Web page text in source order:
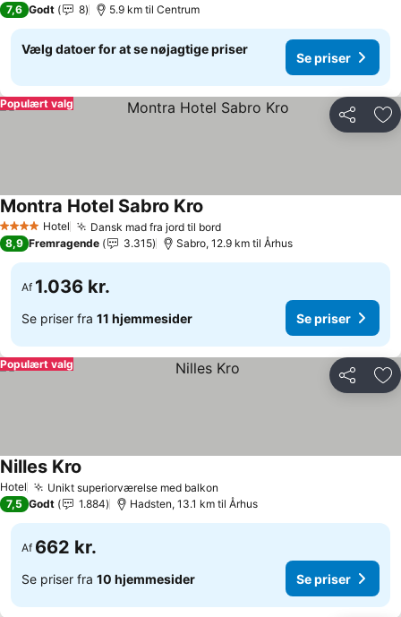
7,6 Godt 8 5.9 km til Centrum
Vælg datoer for at se nøjagtige priser
Se priser
Del
Populært valg
4 StjernerHotel Dansk mad fra jord til bord
Montra Hotel Sabro Kro
8,9 Fremragende 3.315 Sabro, 12.9 km til Århus
Af 1.036 kr.
Se priser fra 11 hjemmesider Se priser
Del
Populært valg
Hotel Unikt superiorværelse med balkon
Nilles Kro
7,5 Godt 1.884 Hadsten, 13.1 km til Århus
Af 662 kr.
Se priser fra 10 hjemmesider Se priser